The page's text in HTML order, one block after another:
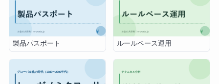
製品パスポート ルールベース運用